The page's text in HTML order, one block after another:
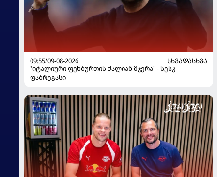
09:55/09-08-2026
ᲡᲮᲕᲐᲓᲐᲡᲮᲕᲐ
"იტალიური ფეხბურთის ძალიან მჯერა" - სესკ
ფაბრეგასი